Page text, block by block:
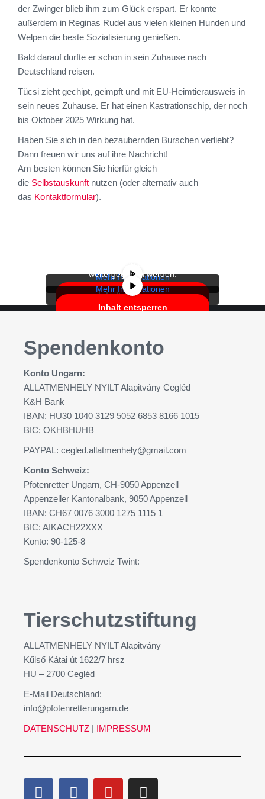
der Zwinger blieb ihm zum Glück erspart. Er konnte
außerdem in Reginas Rudel aus vielen kleinen Hunden und
Welpen die beste Sozialisierung genießen.
Bald darauf durfte er schon in sein Zuhause nach
Deutschland reisen.
Tücsi zieht gechipt, geimpft und mit EU-Heimtierausweis in
sein neues Zuhause. Er hat einen Kastrationschip, der noch
bis Oktober 2025 Wirkung hat.
Haben Sie sich in den bezaubernden Burschen verliebt?
Dann freuen wir uns auf ihre Nachricht!
Am besten können Sie hierfür gleich
die Selbstauskunft nutzen (oder alternativ auch
das Kontaktformular).
Mehr Informationen
Inhalt entsperren
entsperren
weitergegeben werden.
Mehr Informationen
Inhalt entsperren
akzeptieren und Inhalte
Spendenkonto
Konto Ungarn:
ALLATMENHELY NYILT Alapitvány Cegléd
K&H Bank
IBAN: HU30 1040 3129 5052 6853 8166 1015
BIC: OKHBHUHB
PAYPAL: cegled.allatmenhely@gmail.com
Konto Schweiz:
Pfotenretter Ungarn, CH-9050 Appenzell
Appenzeller Kantonalbank, 9050 Appenzell
IBAN: CH67 0076 3000 1275 1115 1
BIC: AIKACH22XXX
Konto: 90-125-8
Spendenkonto Schweiz Twint:
Tierschutzstiftung
ALLATMENHELY NYILT Alapitvány
Kűlső Kátai út 1622/7 hrsz
HU – 2700 Cegléd
E-Mail Deutschland:
info@pfotenretterungarn.de
DATENSCHUTZ | IMPRESSUM